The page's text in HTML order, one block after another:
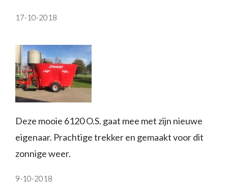
17-10-2018
Deze mooie 6120 O.S. gaat mee met zijn nieuwe
eigenaar. Prachtige trekker en gemaakt voor dit
zonnige weer.
9-10-2018